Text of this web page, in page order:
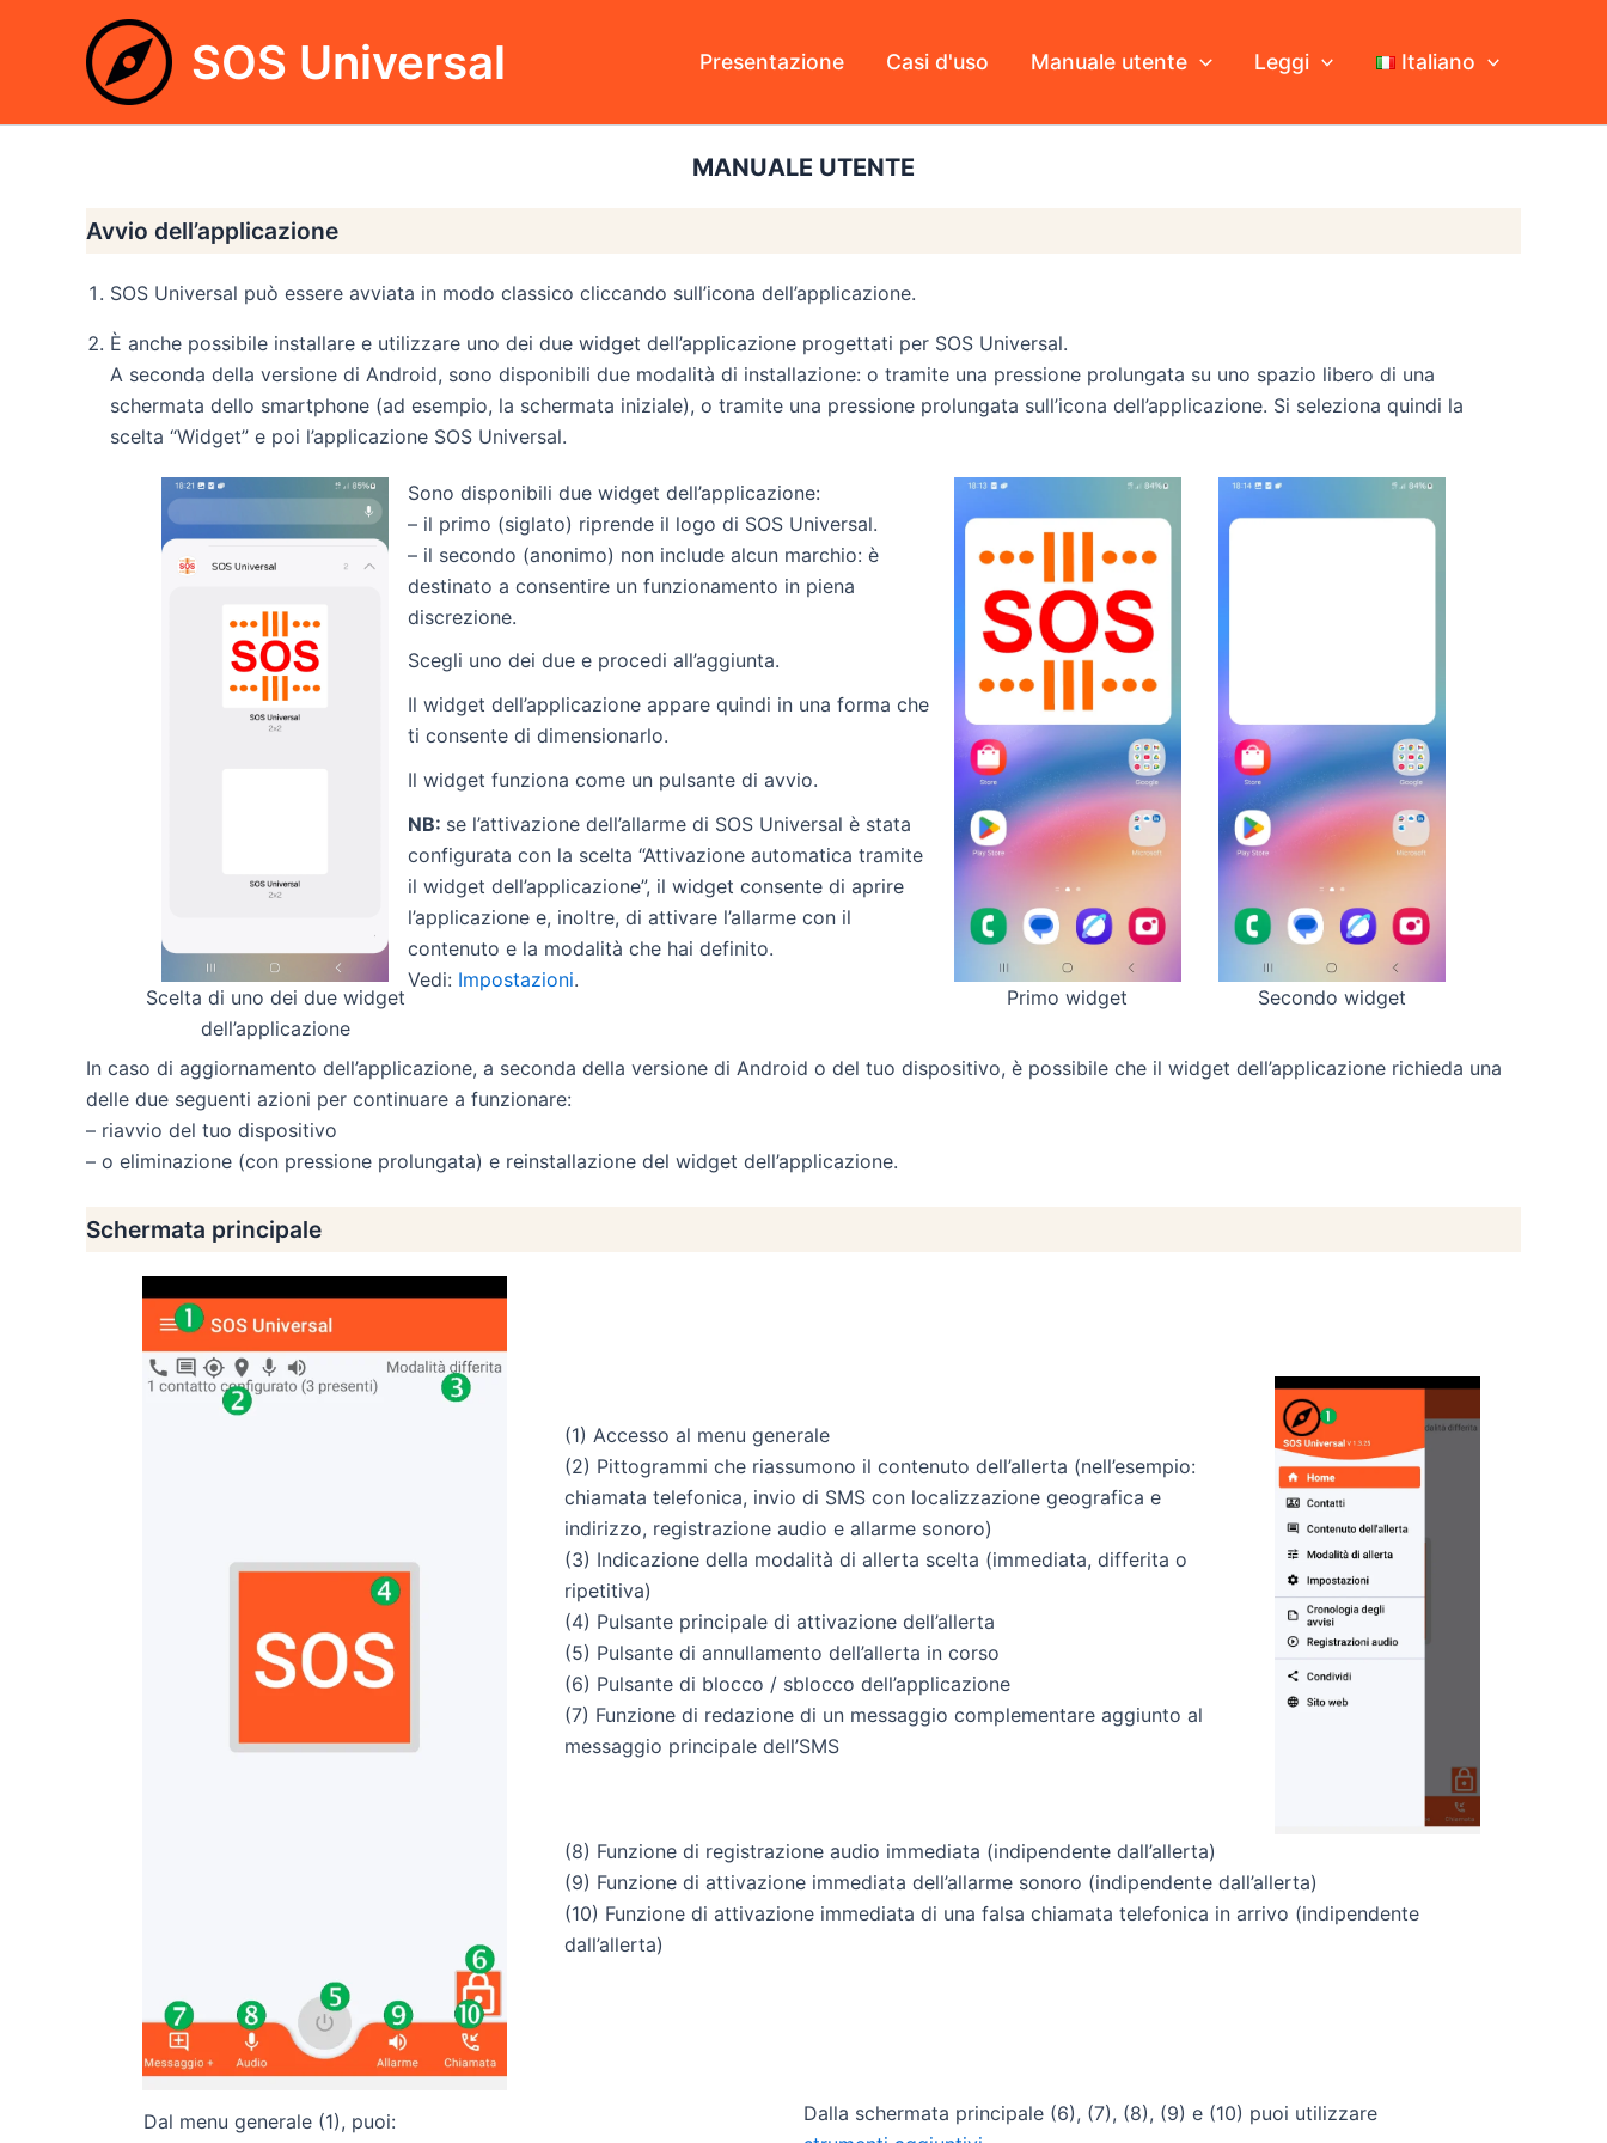
contenuto
SOS Universal Presentazione Casi d'uso Manuale utente Leggi Italiano
MANUALE UTENTE
Avvio dell’applicazione
SOS Universal può essere avviata in modo classico cliccando sull’icona dell’applicazione.
È anche possibile installare e utilizzare uno dei due widget dell’applicazione progettati per SOS Universal.
A seconda della versione di Android, sono disponibili due modalità di installazione: o tramite una pressione prolungata su uno spazio libero di una
schermata dello smartphone (ad esempio, la schermata iniziale), o tramite una pressione prolungata sull’icona dell’applicazione. Si seleziona quindi la
scelta “Widget” e poi l’applicazione SOS Universal.
Scelta di uno dei due widget
dell’applicazione
Sono disponibili due widget dell’applicazione:
– il primo (siglato) riprende il logo di SOS Universal.
– il secondo (anonimo) non include alcun marchio: è
destinato a consentire un funzionamento in piena
discrezione.
Scegli uno dei due e procedi all’aggiunta.
Il widget dell’applicazione appare quindi in una forma che
ti consente di dimensionarlo.
Il widget funziona come un pulsante di avvio.
NB: se l’attivazione dell’allarme di SOS Universal è stata
configurata con la scelta “Attivazione automatica tramite
il widget dell’applicazione”, il widget consente di aprire
l’applicazione e, inoltre, di attivare l’allarme con il
contenuto e la modalità che hai definito.
Vedi: Impostazioni.
Primo widget Secondo widget
In caso di aggiornamento dell’applicazione, a seconda della versione di Android o del tuo dispositivo, è possibile che il widget dell’applicazione richieda una
delle due seguenti azioni per continuare a funzionare:
– riavvio del tuo dispositivo
– o eliminazione (con pressione prolungata) e reinstallazione del widget dell’applicazione.
Schermata principale
(1) Accesso al menu generale
(2) Pittogrammi che riassumono il contenuto dell’allerta (nell’esempio:
chiamata telefonica, invio di SMS con localizzazione geografica e
indirizzo, registrazione audio e allarme sonoro)
(3) Indicazione della modalità di allerta scelta (immediata, differita o
ripetitiva)
(4) Pulsante principale di attivazione dell’allerta
(5) Pulsante di annullamento dell’allerta in corso
(6) Pulsante di blocco / sblocco dell’applicazione
(7) Funzione di redazione di un messaggio complementare aggiunto al
messaggio principale dell’SMS
(8) Funzione di registrazione audio immediata (indipendente dall’allerta)
(9) Funzione di attivazione immediata dell’allarme sonoro (indipendente dall’allerta)
(10) Funzione di attivazione immediata di una falsa chiamata telefonica in arrivo (indipendente
dall’allerta)
Dal menu generale (1), puoi:
Dalla schermata principale (6), (7), (8), (9) e (10) puoi utilizzare